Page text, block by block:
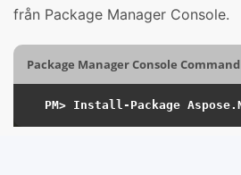
från Package Manager Console.
Package Manager Console Command